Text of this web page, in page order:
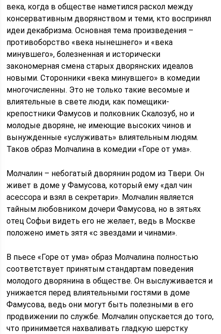
века, когда в обществе наметился раскол между
консервативным дворянством и теми, кто воспринял
идеи декабризма. Основная тема произведения –
противоборство «века нынешнего» и «века
минувшего», болезненная и исторически
закономерная смена старых дворянских идеалов
новыми. Сторонники «века минувшего» в комедии
многочисленны. Это не только такие весомые и
влиятельные в свете люди, как помещики-
крепостники Фамусов и полковник Скалозуб, но и
молодые дворяне, не имеющие высоких чинов и
вынужденные «услуживать» влиятельным людям.
Таков образ Молчалина в комедии «Горе от ума».
Молчалин – небогатый дворянин родом из Твери. Он
живет в доме у Фамусова, который ему «дал чин
асессора и взял в секретари». Молчалин является
тайным любовником дочери Фамусова, но в зятьях
отец Софьи видеть его не желает, ведь в Москве
положено иметь зятя «с звездами и чинами».
В пьесе «Горе от ума» образ Молчалина полностью
соответствует принятым стандартам поведения
молодого дворянина в обществе. Он выслуживается и
унижается перед влиятельными гостями в доме
Фамусова, ведь они могут быть полезными в его
продвижении по службе. Молчалин опускается до того,
что принимается нахваливать гладкую шерстку